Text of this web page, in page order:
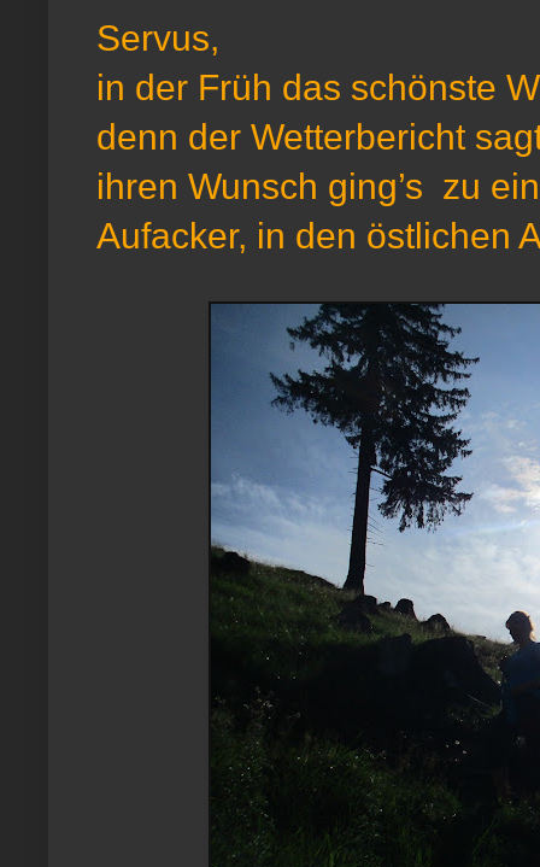
Servus,
in der Früh das schönste
denn der Wetterbericht
ihren Wunsch ging’s zu
Aufacker, in den östlichen